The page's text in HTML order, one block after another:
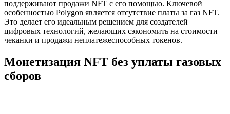
поддерживают продажи NFT с его помощью. Ключевой
особенностью Polygon является отсутствие платы за газ NFT.
Это делает его идеальным решением для создателей
цифровых технологий, желающих сэкономить на стоимости
чеканки и продажи неплатежеспособных токенов.
Монетизация NFT без уплаты газовых
сборов